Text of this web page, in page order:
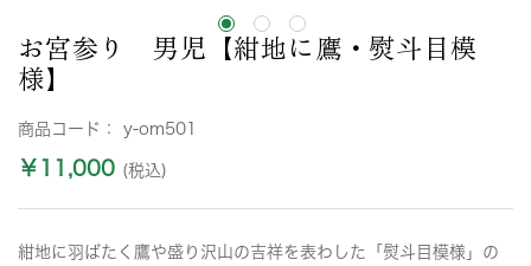
お宮参り 男児【紺地に鷹・熨斗目模
様】
商品コード： y-om501
￥11,000 (税込)
紺地に羽ばたく鷹や盛り沢山の吉祥を表わした「熨斗目模様」の